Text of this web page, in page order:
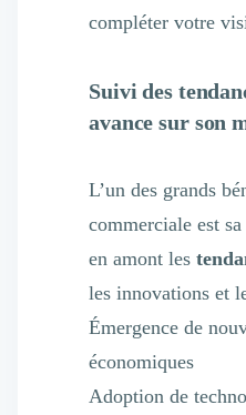
compléter votre
Suivi des
avance sur son
L’un des grands
commerciale est
en amont les
les innovations et
Émergence de
économiques
Adoption de